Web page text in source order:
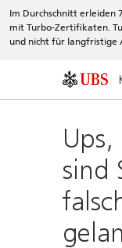
Im Durchschnitt erleiden
mit Turbo-Zertifikaten.
und nicht für langfristige
Ups,
sind